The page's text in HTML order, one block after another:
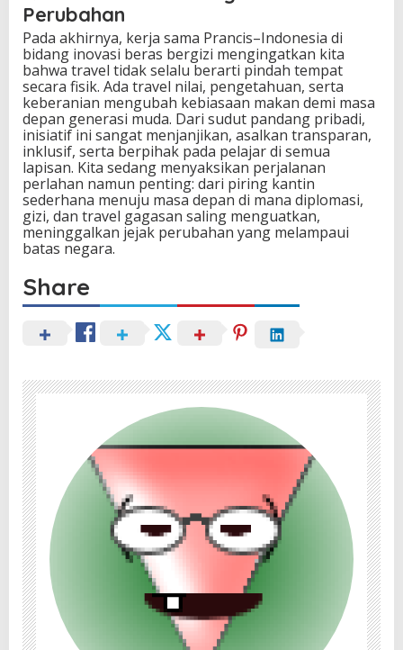
Perubahan
Pada akhirnya, kerja sama Prancis–Indonesia di
bidang inovasi beras bergizi mengingatkan kita
bahwa travel tidak selalu berarti pindah tempat
secara fisik. Ada travel nilai, pengetahuan, serta
keberanian mengubah kebiasaan makan demi masa
depan generasi muda. Dari sudut pandang pribadi,
inisiatif ini sangat menjanjikan, asalkan transparan,
inklusif, serta berpihak pada pelajar di semua
lapisan. Kita sedang menyaksikan perjalanan
perlahan namun penting: dari piring kantin
sederhana menuju masa depan di mana diplomasi,
gizi, dan travel gagasan saling menguatkan,
meninggalkan jejak perubahan yang melampaui
batas negara.
Share